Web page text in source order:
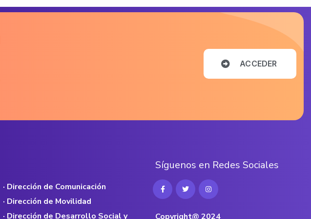
ACCEDER
· Dirección de Comunicación
· Dirección de Movilidad
· Dirección de Desarrollo Social y
Síguenos en Redes Sociales
Copyright@ 2024